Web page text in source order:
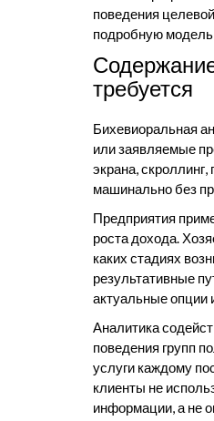
поведения
подробную модель
требуется
Бихевиоральная
или заявляемые
экрана,
машинально без
Предприятия
роста дохода.
каких стадиях
результативные
актуальные опции
Аналитика
поведения групп
услуги каждому
клиенты не
информации, а не